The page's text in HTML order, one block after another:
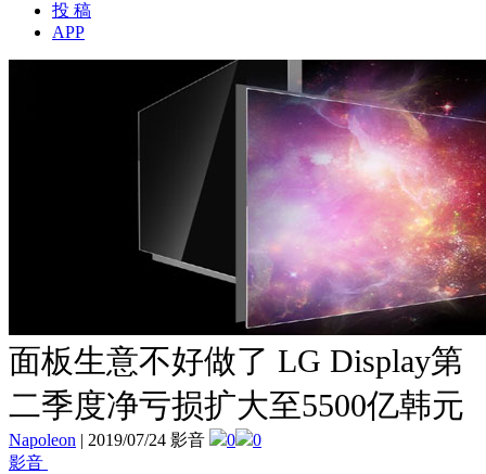
投 稿
APP
面板生意不好做了 LG Display第
二季度净亏损扩大至5500亿韩元
Napoleon | 2019/07/24 影音 0
0
影音